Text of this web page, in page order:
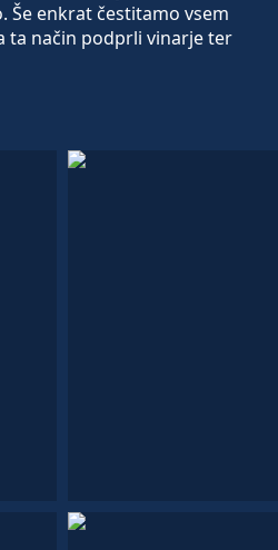
Še enkrat čestitamo vsem
ta način podprli vinarje ter